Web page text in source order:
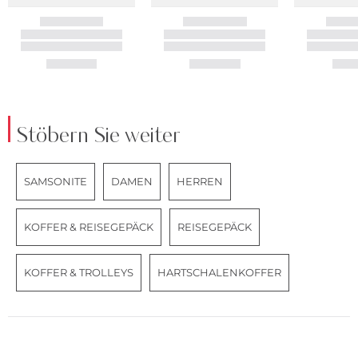
Stöbern Sie weiter
SAMSONITE DAMEN HERREN
KOFFER & REISEGEPÄCK REISEGEPÄCK
KOFFER & TROLLEYS HARTSCHALENKOFFER